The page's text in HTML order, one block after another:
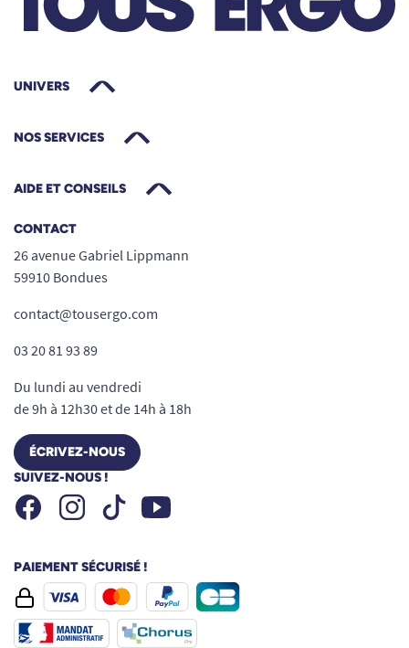
UNIVERS
NOS SERVICES
AIDE ET CONSEILS
CONTACT
26 avenue Gabriel Lippmann
59910 Bondues
contact@tousergo.com
03 20 81 93 89
Du lundi au vendredi
de 9h à 12h30 et de 14h à 18h
ÉCRIVEZ-NOUS
SUIVEZ-NOUS !
FacebookInstagramTiktok Youtube
PAIEMENT SÉCURISÉ !